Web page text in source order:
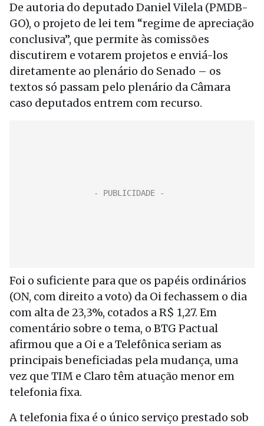
De autoria do deputado Daniel Vilela (PMDB-
GO), o projeto de lei tem “regime de apreciação
conclusiva”, que permite às comissões
discutirem e votarem projetos e enviá-los
diretamente ao plenário do Senado – os
textos só passam pelo plenário da Câmara
caso deputados entrem com recurso.
Foi o suficiente para que os papéis ordinários
(ON, com direito a voto) da Oi fechassem o dia
com alta de 23,3%, cotados a R$ 1,27. Em
comentário sobre o tema, o BTG Pactual
afirmou que a Oi e a Telefônica seriam as
principais beneficiadas pela mudança, uma
vez que TIM e Claro têm atuação menor em
telefonia fixa.
A telefonia fixa é o único serviço prestado sob